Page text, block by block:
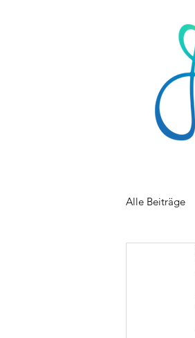
Alle Beiträge